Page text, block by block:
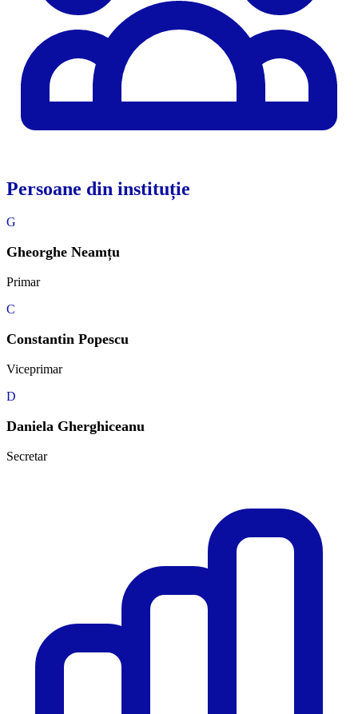
Persoane din instituție
G
Gheorghe Neamțu
Primar
C
Constantin Popescu
Viceprimar
D
Daniela Gherghiceanu
Secretar